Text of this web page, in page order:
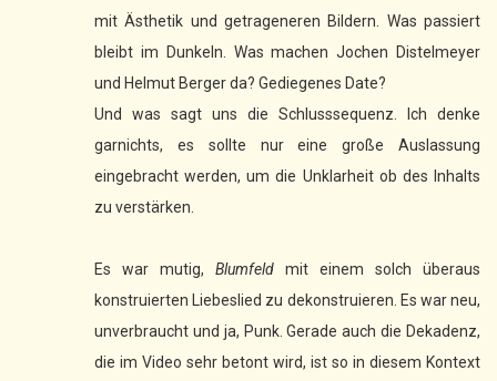
mit Ästhetik und getrageneren Bildern. Was passiert
bleibt im Dunkeln. Was machen Jochen Distelmeyer
und Helmut Berger da? Gediegenes Date?
Und was sagt uns die Schlusssequenz. Ich denke
garnichts, es sollte nur eine große Auslassung
eingebracht werden, um die Unklarheit ob des Inhalts
zu verstärken.
Es war mutig, Blumfeld mit einem solch überaus
konstruierten Liebeslied zu dekonstruieren. Es war neu,
unverbraucht und ja, Punk. Gerade auch die Dekadenz,
die im Video sehr betont wird, ist so in diesem Kontext